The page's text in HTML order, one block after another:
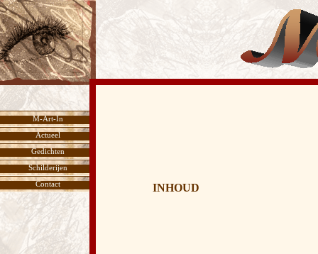
M-Art-In
Actueel
Gedichten
Schilderijen
Contact INHOUD